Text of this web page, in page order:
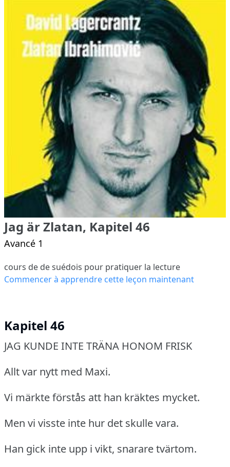
Jag är Zlatan, Kapitel 46
Avancé 1
cours de de suédois pour pratiquer la lecture
Commencer à apprendre cette leçon maintenant
Kapitel 46
JAG KUNDE INTE TRÄNA HONOM FRISK
Allt var nytt med Maxi.
Vi märkte förstås att han kräktes mycket.
Men vi visste inte hur det skulle vara.
Han gick inte upp i vikt, snarare tvärtom.